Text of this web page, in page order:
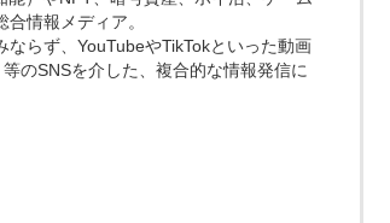
情報メディア。
らず、YouTubeやTikTokといった動画
のSNSを介した、複合的な情報発信に